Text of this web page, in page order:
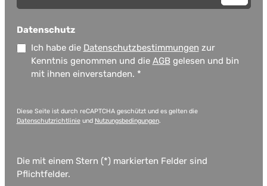
Datenschutz
Ich habe die Datenschutzbestimmungen zur
Kenntnis genommen und die AGB gelesen und bin
mit ihnen einverstanden. *
Diese Seite ist durch reCAPTCHA geschützt und es gelten die
Datenschutzrichtlinieund Nutzungsbedingungen.
Die mit einem Stern (*) markierten Felder sind
Pflichtfelder.